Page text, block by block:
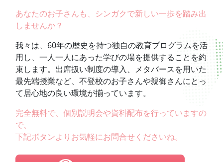
あなたのお子さんも、シンガクで新しい一歩を踏み出
しませんか？
我々は、60年の歴史を持つ独自の教育プログラムを活
用し、一人一人にあった学びの場を提供することを約
束します。出席扱い制度の導入、メタバースを用いた
最先端授業など、不登校のお子さんや親御さんにとっ
て居心地の良い環境が揃っています。
完全無料で、個別説明会や資料配布を行っていますの
で、
下記ボタンよりお気軽にお問合せくださいね。